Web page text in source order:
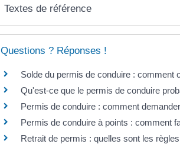
Textes de référence
Questions ? Réponses !
Solde du permis de conduire : comment
Qu'est-ce que le permis de conduire
Permis de conduire : comment
Permis de conduire à points : comment
Retrait de permis : quelles sont les